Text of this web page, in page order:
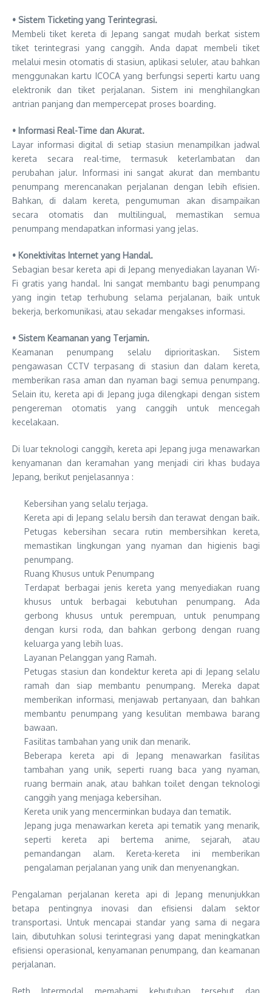
• Sistem Ticketing yang Terintegrasi.
Membeli tiket kereta di Jepang sangat mudah berkat sistem
tiket terintegrasi yang canggih. Anda dapat membeli tiket
melalui mesin otomatis di stasiun, aplikasi seluler, atau bahkan
menggunakan kartu ICOCA yang berfungsi seperti kartu uang
elektronik dan tiket perjalanan. Sistem ini menghilangkan
antrian panjang dan mempercepat proses boarding.
• Informasi Real-Time dan Akurat.
Layar informasi digital di setiap stasiun menampilkan jadwal
kereta secara real-time, termasuk keterlambatan dan
perubahan jalur. Informasi ini sangat akurat dan membantu
penumpang merencanakan perjalanan dengan lebih efisien.
Bahkan, di dalam kereta, pengumuman akan disampaikan
secara otomatis dan multilingual, memastikan semua
penumpang mendapatkan informasi yang jelas.
• Konektivitas Internet yang Handal.
Sebagian besar kereta api di Jepang menyediakan layanan Wi-
Fi gratis yang handal. Ini sangat membantu bagi penumpang
yang ingin tetap terhubung selama perjalanan, baik untuk
bekerja, berkomunikasi, atau sekadar mengakses informasi.
• Sistem Keamanan yang Terjamin.
Keamanan penumpang selalu diprioritaskan. Sistem
pengawasan CCTV terpasang di stasiun dan dalam kereta,
memberikan rasa aman dan nyaman bagi semua penumpang.
Selain itu, kereta api di Jepang juga dilengkapi dengan sistem
pengereman otomatis yang canggih untuk mencegah
kecelakaan.
Di luar teknologi canggih, kereta api Jepang juga menawarkan
kenyamanan dan keramahan yang menjadi ciri khas budaya
Jepang, berikut penjelasannya :
Kebersihan yang selalu terjaga.
Kereta api di Jepang selalu bersih dan terawat dengan baik.
Petugas kebersihan secara rutin membersihkan kereta,
memastikan lingkungan yang nyaman dan higienis bagi
penumpang.
Ruang Khusus untuk Penumpang
Terdapat berbagai jenis kereta yang menyediakan ruang
khusus untuk berbagai kebutuhan penumpang. Ada
gerbong khusus untuk perempuan, untuk penumpang
dengan kursi roda, dan bahkan gerbong dengan ruang
keluarga yang lebih luas.
Layanan Pelanggan yang Ramah.
Petugas stasiun dan kondektur kereta api di Jepang selalu
ramah dan siap membantu penumpang. Mereka dapat
memberikan informasi, menjawab pertanyaan, dan bahkan
membantu penumpang yang kesulitan membawa barang
bawaan.
Fasilitas tambahan yang unik dan menarik.
Beberapa kereta api di Jepang menawarkan fasilitas
tambahan yang unik, seperti ruang baca yang nyaman,
ruang bermain anak, atau bahkan toilet dengan teknologi
canggih yang menjaga kebersihan.
Kereta unik yang mencerminkan budaya dan tematik.
Jepang juga menawarkan kereta api tematik yang menarik,
seperti kereta api bertema anime, sejarah, atau
pemandangan alam. Kereta-kereta ini memberikan
pengalaman perjalanan yang unik dan menyenangkan.
Pengalaman perjalanan kereta api di Jepang menunjukkan
betapa pentingnya inovasi dan efisiensi dalam sektor
transportasi. Untuk mencapai standar yang sama di negara
lain, dibutuhkan solusi terintegrasi yang dapat meningkatkan
efisiensi operasional, kenyamanan penumpang, dan keamanan
perjalanan.
Beth Intermodal memahami kebutuhan tersebut dan